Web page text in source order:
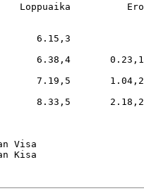
Ero
6.15,3
6.38,4       0.23,1
7.19,5       1.04,2
8.33,5       2.18,2
Visa